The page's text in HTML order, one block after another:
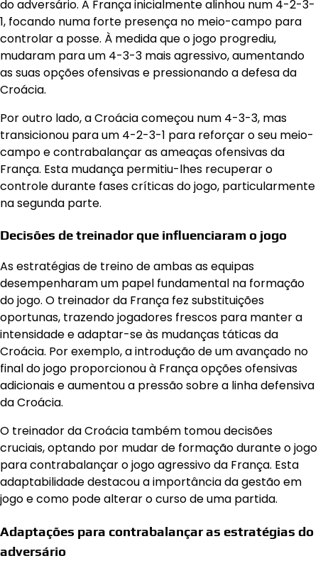
do adversário. A França inicialmente alinhou num 4-2-3-
1, focando numa forte presença no meio-campo para
controlar a posse. À medida que o jogo progrediu,
mudaram para um 4-3-3 mais agressivo, aumentando
as suas opções ofensivas e pressionando a defesa da
Croácia.
Por outro lado, a Croácia começou num 4-3-3, mas
transicionou para um 4-2-3-1 para reforçar o seu meio-
campo e contrabalançar as ameaças ofensivas da
França. Esta mudança permitiu-lhes recuperar o
controle durante fases críticas do jogo, particularmente
na segunda parte.
Decisões de treinador que influenciaram o jogo
As estratégias de treino de ambas as equipas
desempenharam um papel fundamental na formação
do jogo. O treinador da França fez substituições
oportunas, trazendo jogadores frescos para manter a
intensidade e adaptar-se às mudanças táticas da
Croácia. Por exemplo, a introdução de um avançado no
final do jogo proporcionou à França opções ofensivas
adicionais e aumentou a pressão sobre a linha defensiva
da Croácia.
O treinador da Croácia também tomou decisões
cruciais, optando por mudar de formação durante o jogo
para contrabalançar o jogo agressivo da França. Esta
adaptabilidade destacou a importância da gestão em
jogo e como pode alterar o curso de uma partida.
Adaptações para contrabalançar as estratégias do
adversário